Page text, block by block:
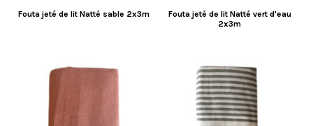
Fouta jeté de lit Natté sable 2x3m
Fouta jeté de lit Natté vert d'eau
2x3m